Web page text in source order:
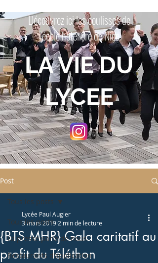
Découvrez ici les coulisses de
l'école hôtelière de Nice
LA VIE DU
LYCEE
Post
Tous les posts
La presse parle de nous
Restaurants d'application
Tous les posts
{BTS MHR} Gala caritatif au
profit du Téléthon
Lycée Paul Augier
3 mars 2019 2 min de lecture